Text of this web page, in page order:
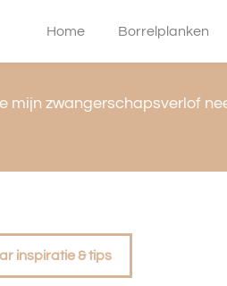
Home
Borrelplanken
mijn zwangerschapsverlof
inspiratie & tips